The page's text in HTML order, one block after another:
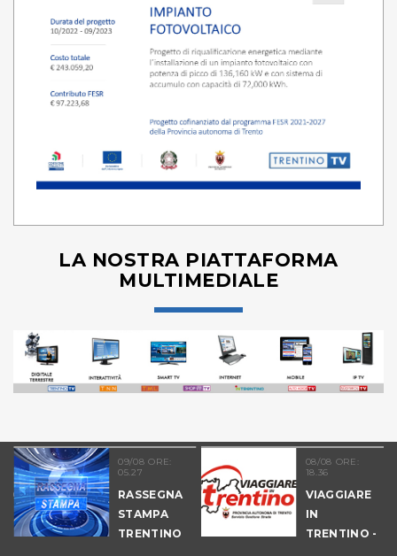
LA NOSTRA PIATTAFORMA
MULTIMEDIALE
09/08 ORE:
05.27
RASSEGNA
STAMPA
TRENTINO
08/08 ORE:
18.36
VIAGGIARE
IN
TRENTINO -